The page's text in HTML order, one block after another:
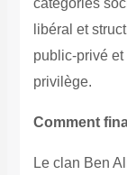
catégories
libéral et
public-privé et
privilège.
Comment
Le clan Ben